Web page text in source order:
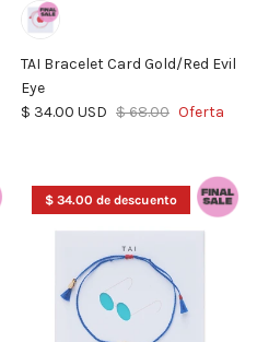
TAI Bracelet Card Gold/Red Evil
Eye
Precio de venta
$ 34.00 USD Precio normal
$ 68.00 Oferta
$ 34.00 de descuento